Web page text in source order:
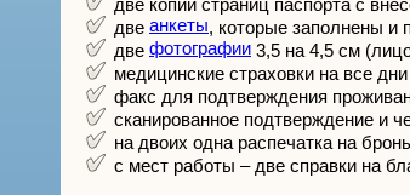
две копии страниц паспорта с
две анкеты, которые заполнены и
две фотографии 3,5 на 4,5 см
медицинские страховки на все
факс для подтверждения
сканированное подтверждение и
на двоих одна распечатка на
с мест работы – две справки на